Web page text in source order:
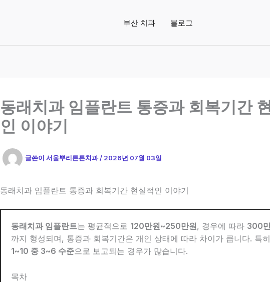
부산 치과 블로그
동래치과 임플란트 통증과 회복기간
인 이야기
글쓴이 서울뿌리튼튼치과/ 2026년 07월 03일
동래치과 임플란트 통증과 회복기간 현실적인 이야기
동래치과 임플란트는 평균적으로 120만원~250만원, 경우에 따라 300
까지 형성되며, 통증과 회복기간은 개인 상태에 따라 차이가 큽니다. 특
1~10 중 3~6 수준으로 보고되는 경우가 많습니다.
목차